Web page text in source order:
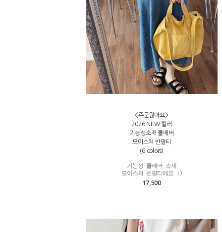
<주문많아요>
2026 NEW 컬러
기능성소재 쿨에버
모이스쳐 반팔티
(6 colors)
기능성 쿨에버 소재
모이스쳐 반팔티에요 :)
17,500